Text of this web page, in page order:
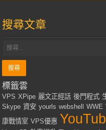
搜尋文章
標籤雲
VPS XPipe 麗文正經話 後門程式
Skype 資安 yourls webshell WWE
康戰情室 VPS優惠